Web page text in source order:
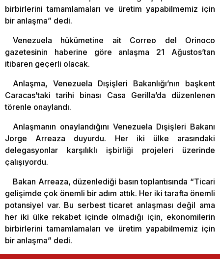
birbirlerini tamamlamaları ve üretim yapabilmemiz için
bir anlaşma” dedi.
Venezuela hükümetine ait Correo del Orinoco
gazetesinin haberine göre anlaşma 21 Ağustos’tan
itibaren geçerli olacak.
Anlaşma, Venezuela Dışişleri Bakanlığı’nın başkent
Caracas’taki tarihi binası Casa Gerilla’da düzenlenen
törenle onaylandı.
Anlaşmanın onaylandığını Venezuela Dışişleri Bakanı
Jorge Arreaza duyurdu. Her iki ülke arasındaki
delegasyonlar karşılıklı işbirliği projeleri üzerinde
çalışıyordu.
Bakan Arreaza, düzenlediği basın toplantısında “Ticari
gelişimde çok önemli bir adım attık. Her iki tarafta önemli
potansiyel var. Bu serbest ticaret anlaşması değil ama
her iki ülke rekabet içinde olmadığı için, ekonomilerin
birbirlerini tamamlamaları ve üretim yapabilmemiz için
bir anlaşma” dedi.